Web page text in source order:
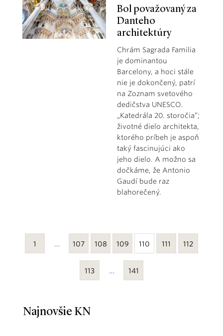
Bol považovaný za
Danteho
architektúry
Chrám Sagrada Familia
je dominantou
Barcelony, a hoci stále
nie je dokončený, patrí
na Zoznam svetového
dedičstva UNESCO.
„Katedrála 20. storočia”;
životné dielo architekta,
ktorého príbeh je aspoň
taký fascinujúci ako
jeho dielo. A možno sa
dočkáme, že Antonio
Gaudí bude raz
blahorečený.
1 … 107 108 109 110 111 112
113 … 141
Najnovšie KN